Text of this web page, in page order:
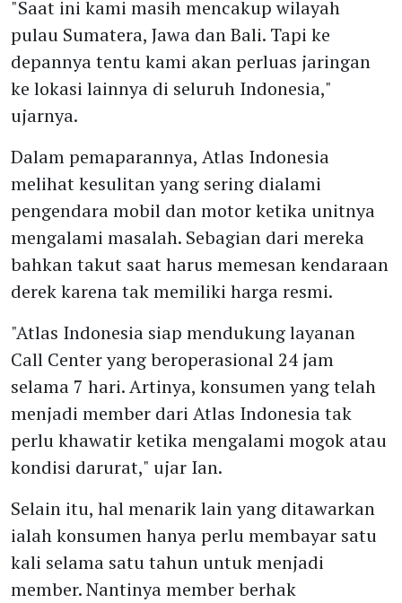
"Saat ini kami masih mencakup wilayah
pulau Sumatera, Jawa dan Bali. Tapi ke
depannya tentu kami akan perluas jaringan
ke lokasi lainnya di seluruh Indonesia,"
ujarnya.
Dalam pemaparannya, Atlas Indonesia
melihat kesulitan yang sering dialami
pengendara mobil dan motor ketika unitnya
mengalami masalah. Sebagian dari mereka
bahkan takut saat harus memesan kendaraan
derek karena tak memiliki harga resmi.
"Atlas Indonesia siap mendukung layanan
Call Center yang beroperasional 24 jam
selama 7 hari. Artinya, konsumen yang telah
menjadi member dari Atlas Indonesia tak
perlu khawatir ketika mengalami mogok atau
kondisi darurat," ujar Ian.
Selain itu, hal menarik lain yang ditawarkan
ialah konsumen hanya perlu membayar satu
kali selama satu tahun untuk menjadi
member. Nantinya member berhak